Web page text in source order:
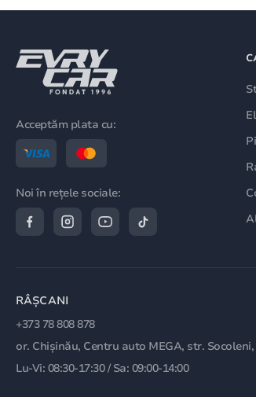
Acceptăm plata cu:
Noi în rețele sociale:
RÂȘCANI
+373 78 808 878
or. Chișinău, Centru auto MEGA, str. Socoleni,
Lu-Vi: 08:30-17:30 / Sa: 09:00-14:00